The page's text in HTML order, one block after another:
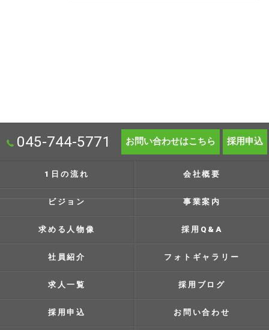
045-744-5771 お問い合わせはこちら 採用申込
1日の流れ 会社概要
ビジョン 事業案内
求める人物像 採用Q&A
社員紹介 フォトギャラリー
求人一覧 採用ブログ
採用申込 お問い合わせ